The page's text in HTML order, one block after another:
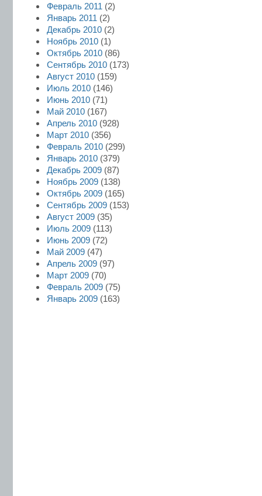
Февраль 2011 (2)
Январь 2011 (2)
Декабрь 2010 (2)
Ноябрь 2010 (1)
Октябрь 2010 (86)
Сентябрь 2010 (173)
Август 2010 (159)
Июль 2010 (146)
Июнь 2010 (71)
Май 2010 (167)
Апрель 2010 (928)
Март 2010 (356)
Февраль 2010 (299)
Январь 2010 (379)
Декабрь 2009 (87)
Ноябрь 2009 (138)
Октябрь 2009 (165)
Сентябрь 2009 (153)
Август 2009 (35)
Июль 2009 (113)
Июнь 2009 (72)
Май 2009 (47)
Апрель 2009 (97)
Март 2009 (70)
Февраль 2009 (75)
Январь 2009 (163)